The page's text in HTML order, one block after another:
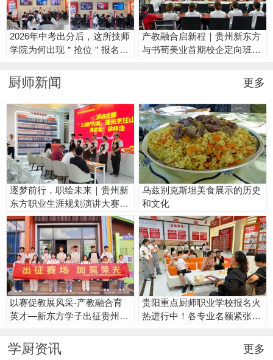
2026年中考出分后，这所技师
学院为何出现＂抢位＂报名热
产教融合启新程｜贵州新东方
与书荀美业首期校企定向班即
厨师新闻 更多
逐梦前行，职绘未来｜贵州新
东方职业生涯规划演讲大赛圆
满落幕！
乌兹别克斯坦美食展示的历史
和文化
以赛促教展风采-产教融合育
英才—新东方学子出征贵州省
贵阳重点厨师职业学校报名火
热进行中！各专业名额紧张，
学厨资讯 更多